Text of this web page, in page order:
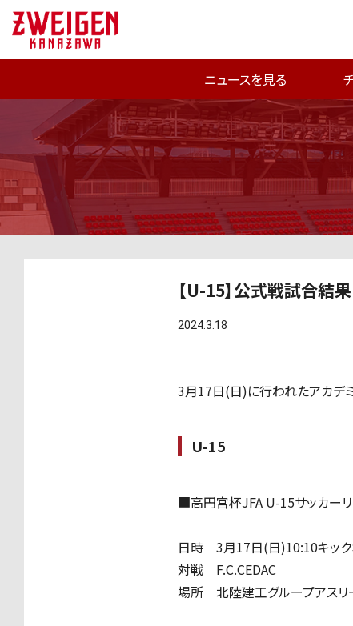
ニュースを見る
【U-15】公式戦試合結
2024.3.18
3月17日(日)に行われたアカデ
U-15
■高円宮杯JFA U-15サッカー
日時 3月17日(日)10:10キック
対戦 F.C.CEDAC
場所 北陸建工グループアスリ